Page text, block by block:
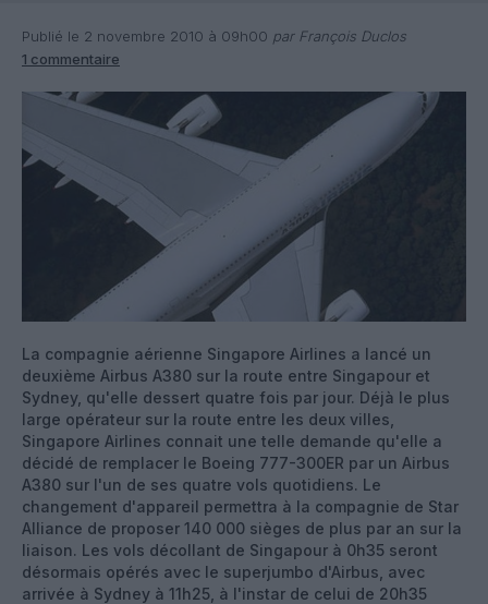
Publié le 2 novembre 2010 à 09h00 par François Duclos
1 commentaire
La compagnie aérienne Singapore Airlines a lancé un
deuxième Airbus A380 sur la route entre Singapour et
Sydney, qu'elle dessert quatre fois par jour. Déjà le plus
large opérateur sur la route entre les deux villes,
Singapore Airlines connait une telle demande qu'elle a
décidé de remplacer le Boeing 777-300ER par un Airbus
A380 sur l'un de ses quatre vols quotidiens. Le
changement d'appareil permettra à la compagnie de Star
Alliance de proposer 140 000 sièges de plus par an sur la
liaison. Les vols décollant de Singapour à 0h35 seront
désormais opérés avec le superjumbo d'Airbus, avec
arrivée à Sydney à 11h25, à l'instar de celui de 20h35